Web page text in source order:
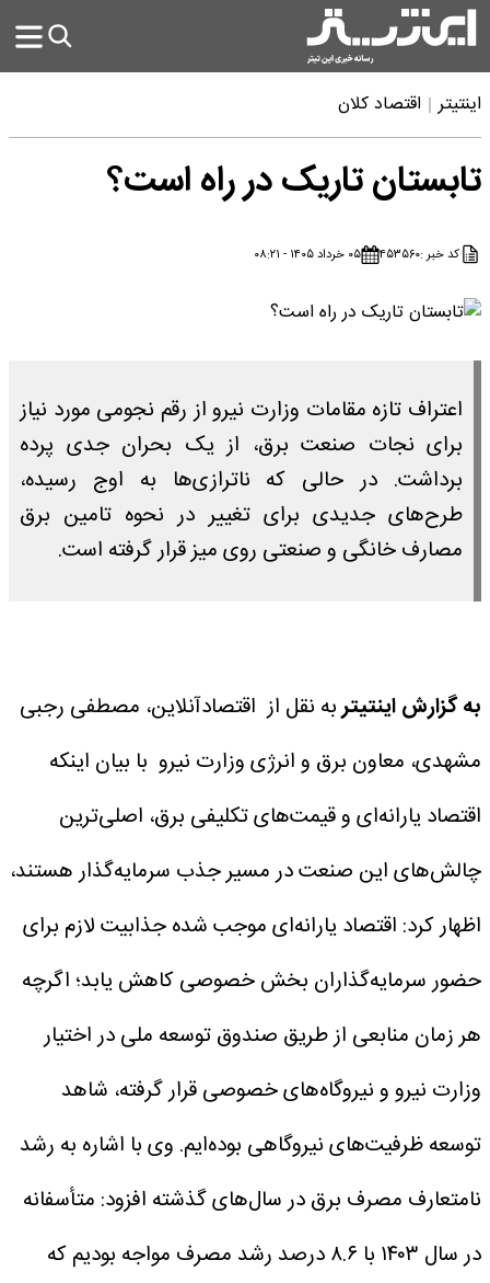
اینتیتر اقتصاد کلان
تابستان تاریک در راه است؟
کد خبر :۴۵۳۵۶۰ ۰۵ خرداد ۱۴۰۵ - ۰۸:۲۱
اعتراف تازه مقامات وزارت نیرو از رقم نجومی مورد نیاز
برای نجات صنعت برق، از یک بحران جدی پرده
برداشت. در حالی که ناترازی‌ها به اوج رسیده،
طرح‌های جدیدی برای تغییر در نحوه تامین برق
مصارف خانگی و صنعتی روی میز قرار گرفته است.
به گزارش اینتیتربه نقل از اقتصادآنلاین، مصطفی رجبی
مشهدی، معاون برق و انرژی وزارت نیرو با بیان اینکه
اقتصاد یارانه‌ای و قیمت‌های تکلیفی برق، اصلی‌ترین
چالش‌های این صنعت در مسیر جذب سرمایه‌گذار هستند،
اظهار کرد: اقتصاد یارانه‌ای موجب شده جذابیت لازم برای
حضور سرمایه‌گذاران بخش خصوصی کاهش یابد؛ اگرچه
هر زمان منابعی از طریق صندوق توسعه ملی در اختیار
وزارت نیرو و نیروگاه‌های خصوصی قرار گرفته، شاهد
توسعه ظرفیت‌های نیروگاهی بوده‌ایم. وی با اشاره به رشد
نامتعارف مصرف برق در سال‌های گذشته افزود: متأسفانه
در سال ۱۴۰۳ با ۸.۶ درصد رشد مصرف مواجه بودیم که